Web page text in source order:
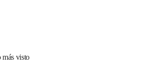
más visto